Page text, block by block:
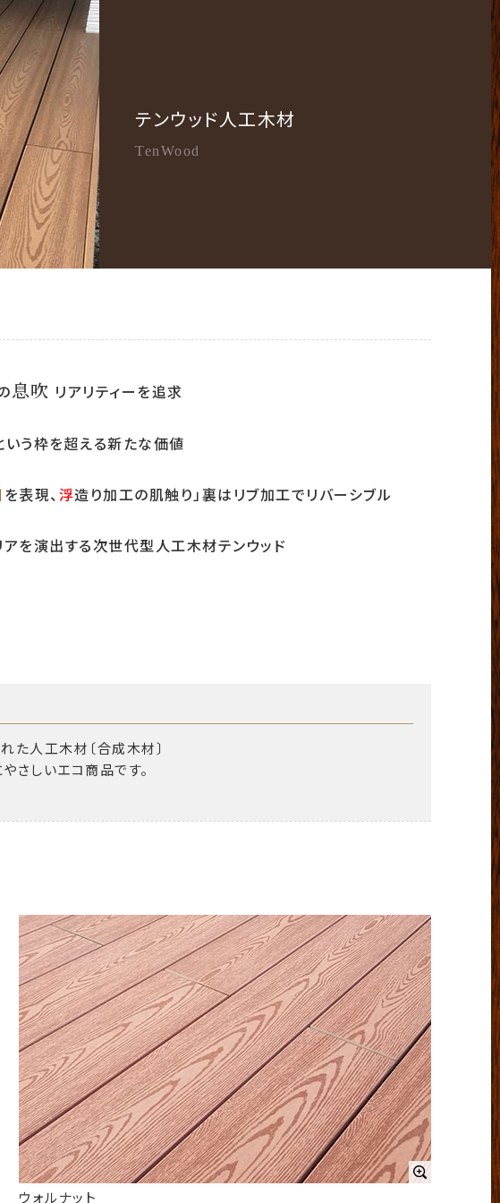
テンウッド人工木材
TenWood
息吹 リアリティーを追求
いう枠を超える新たな価値
を表現、 浮造り加工の肌触り」裏はリブ加工でリバーシブル
アを演出する次世代型人工木材テンウッド
た人工木材〔合成木材〕
しいエコ商品です。
ウォルナット